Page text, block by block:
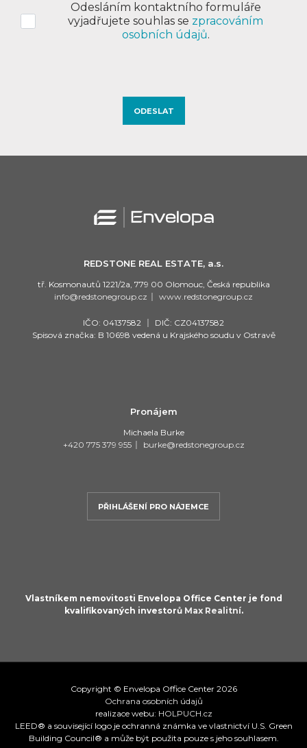
Odesláním kontaktního formuláře
vyjadřujete souhlas se zpracováním
osobních údajů.
REDSTONE REAL ESTATE, a.s.
tř. Kosmonautů 1221/2a, 779 00 Olomouc, Česká republika
info@redstonegroup.cz
www.redstonegroup.cz
IČO: 04137582
DIČ: CZ04137582
Spisová značka: B 10698 vedená u Krajského soudu v Ostravě
Pronájem
Michaela Burke
+420 775 379 955
burke@redstonegroup.cz
PŘIHLÁŠENÍ PRO NÁJEMCE
Vlastníkem nemovitosti Envelopa Office Center je fond
kvalifikovaných investorů Max Realitní.
Copyright © Envelopa Office Center 2026
Ochrana osobních údajů
realizace webu: HOLPUCH.cz
LEED® a související logo je ochranná známka ve vlastnictví U.S. Green
Building Council® a může být použita pouze s jeho souhlasem.